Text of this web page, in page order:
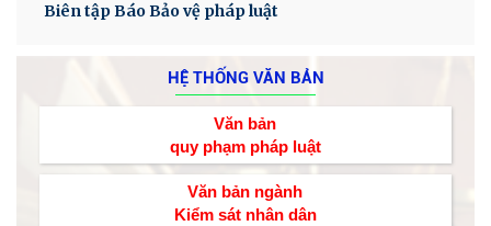
Biên tập Báo Bảo vệ pháp luật
HỆ THỐNG VĂN BẢN
Văn bản
quy phạm pháp luật
Văn bản ngành
Kiểm sát nhân dân